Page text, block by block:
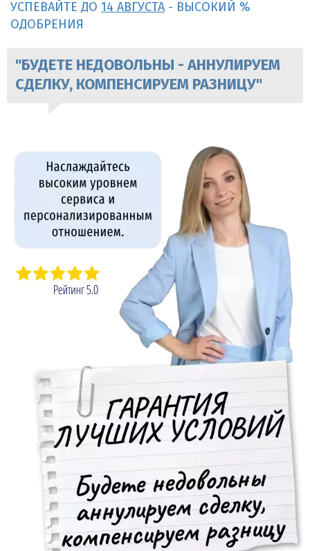
УСПЕВАЙТЕ ДО 14 АВГУСТА - ВЫСОКИЙ %
ОДОБРЕНИЯ
"БУДЕТЕ НЕДОВОЛЬНЫ - АННУЛИРУЕМ
СДЕЛКУ, КОМПЕНСИРУЕМ РАЗНИЦУ"